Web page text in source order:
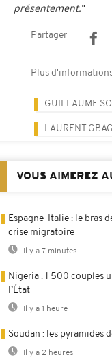
présentement."
Partager
Plus
GUILLAUME
LAURENT
VOUS AIMEREZ
Espagne-Italie : le bras
crise migratoire
Il y a 7 minutes
Nigeria : 1 500 couples
l’État
Il y a 1 heure
Soudan : les pyramides
Il y a 2 heures